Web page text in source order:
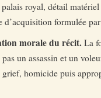
royal, détail
d’acquisition formulée
morale du récit.La
pas un assassin et un
homicide puis